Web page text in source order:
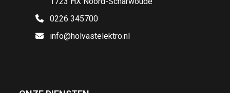
0226 345700
info@holvastelektro.nl